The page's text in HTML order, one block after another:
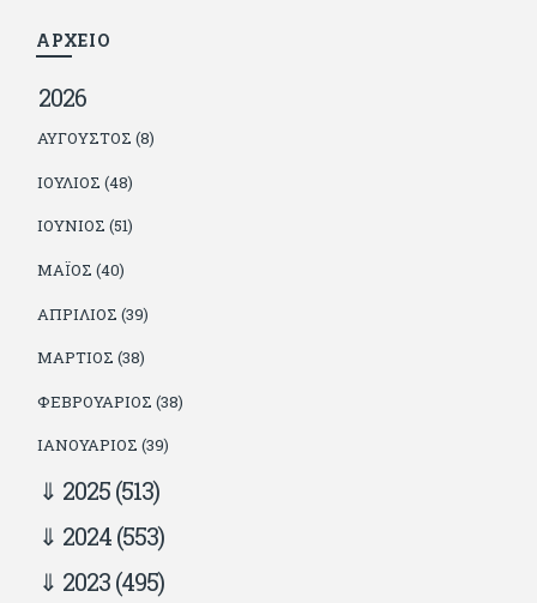
ΑΡΧΕΙΟ
2026
ΑΎΓΟΥΣΤΟΣ (8)
ΙΟΎΛΙΟΣ (48)
ΙΟΎΝΙΟΣ (51)
ΜΆΙΟΣ (40)
ΑΠΡΊΛΙΟΣ (39)
ΜΆΡΤΙΟΣ (38)
ΦΕΒΡΟΥΆΡΙΟΣ (38)
ΙΑΝΟΥΆΡΙΟΣ (39)
2025(513)
2024(553)
2023(495)